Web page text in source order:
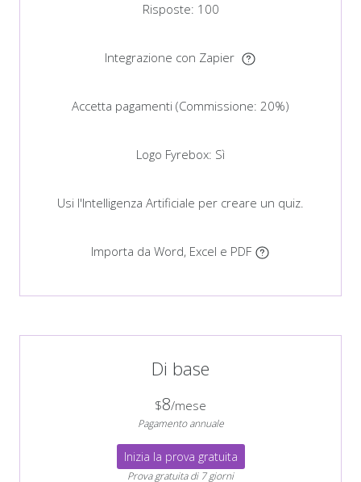
Risposte: 100
Integrazione con Zapier
Accetta pagamenti (Commissione: 20%)
Logo Fyrebox: Sì
Usi l'Intelligenza Artificiale per creare un quiz.
Importa da Word, Excel e PDF
Di base
$8/mese
Pagamento annuale
Inizia la prova gratuita
Prova gratuita di 7 giorni